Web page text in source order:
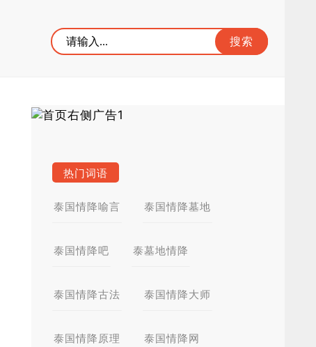
热门词语
泰国情降喻言 泰国情降墓地
泰国情降吧 泰墓地情降
泰国情降古法 泰国情降大师
泰国情降原理 泰国情降网